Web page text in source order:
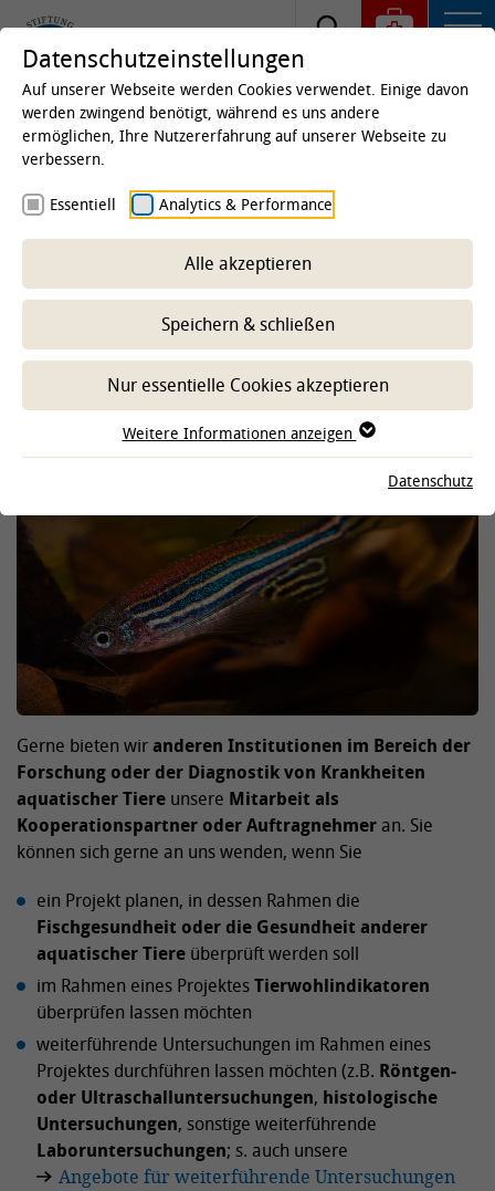
Startseite
Fischhaltung
Weitere Serviceangebote
-- Unterbereich wählen --
Gerne bieten wiranderen Institutionen im Bereich der
Forschung oder der Diagnostik von Krankheiten
aquatischer Tiere unsere Mitarbeit als
Kooperationspartner oder Auftragnehmer an. Sie
können sich gerne an uns wenden, wenn Sie
ein Projekt planen, in dessen Rahmen die
Fischgesundheit oder die Gesundheit anderer
aquatischer Tiere überprüft werden soll
im Rahmen eines ProjektesTierwohlindikatoren
überprüfen lassen möchten
weiterführende Untersuchungen im Rahmen eines
Projektes durchführen lassen möchten (z.B. Röntgen-
oder Ultraschalluntersuchungen, histologische
Untersuchungen, sonstige weiterführende
Laboruntersuchungen; s. auch unsere
Angebote für weiterführende Untersuchungen
Datenschutzeinstellungen
Auf unserer Webseite werden Cookies verwendet. Einige davon
werden zwingend benötigt, während es uns andere
ermöglichen, Ihre Nutzererfahrung auf unserer Webseite zu
verbessern.
Essentiell Analytics & Performance
Alle akzeptieren
Speichern & schließen
Nur essentielle Cookies akzeptieren
Weitere Informationen anzeigen
Datenschutz